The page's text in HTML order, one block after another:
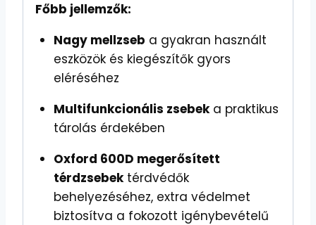
Főbb jellemzők:
Nagy mellzseb a gyakran használt
eszközök és kiegészítők gyors
eléréséhez
Multifunkcionális zsebeka praktikus
tárolás érdekében
Oxford 600D megerősített
térdzsebektérdvédők
behelyezéséhez, extra védelmet
biztosítva a fokozott igénybevételű